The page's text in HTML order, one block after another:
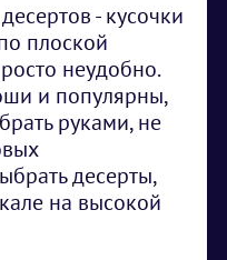
- кусочки
плоской
неудобно.
и популярны,
руками, не
десерты,
на высокой